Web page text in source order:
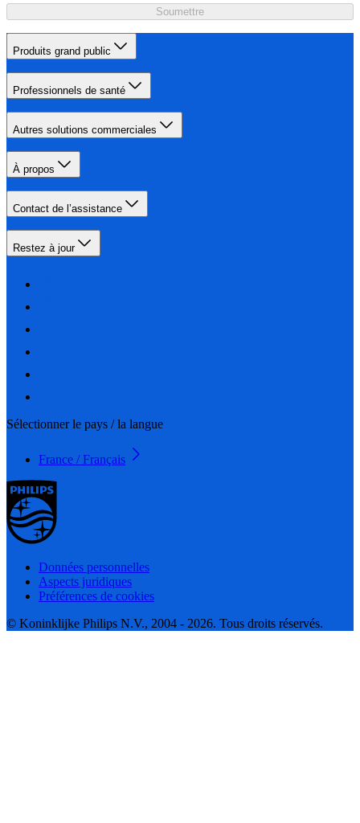
Soumettre
Produits grand public
Professionnels de santé
Autres solutions commerciales
À propos
Contact de l’assistance
Restez à jour
Sélectionner le pays / la langue
France / Français
Données personnelles
Aspects juridiques
Préférences de cookies
© Koninklijke Philips N.V., 2004 - 2026. Tous droits réservés.